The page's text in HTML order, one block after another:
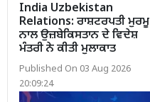
India Uzbekistan
Relations: ਰਾਸ਼ਟਰਪਤੀ ਮੁਰਮੂ
ਨਾਲ ਉਜ਼ਬੇਕਿਸਤਾਨ ਦੇ ਵਿਦੇਸ਼
ਮੰਤਰੀ ਨੇ ਕੀਤੀ ਮੁਲਾਕਾਤ
Published On 03 Aug 2026
20:09:24